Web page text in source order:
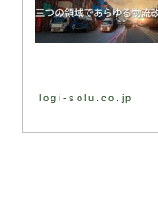
logi-solu.co.jp